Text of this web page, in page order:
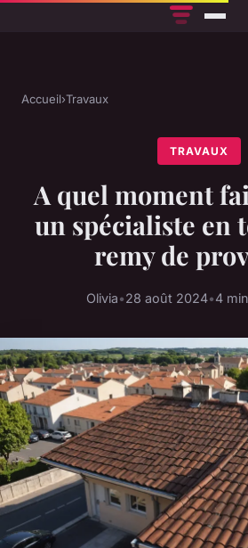
Accueil›Travaux
TRAVAUX
A quel moment
un spécialiste en
remy de
Olivia•28 août 2024•4